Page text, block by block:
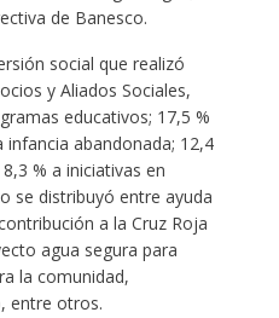
de Banesco.
social que realizó
y Aliados Sociales,
educativos; 17,5 %
infancia abandonada; 12,4
% a iniciativas en
se distribuyó entre ayuda
a la Cruz Roja
agua segura para
la comunidad,
entre otros.